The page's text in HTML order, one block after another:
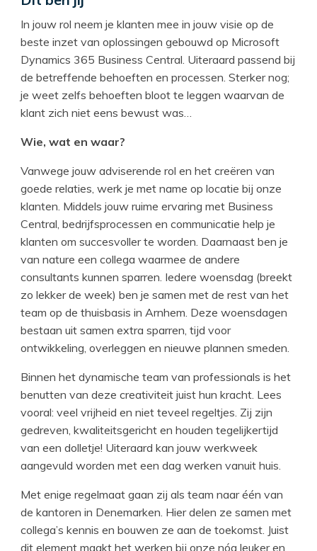
In jouw rol neem je klanten mee in jouw visie op de
beste inzet van oplossingen gebouwd op Microsoft
Dynamics 365 Business Central. Uiteraard passend bij
de betreffende behoeften en processen. Sterker nog;
je weet zelfs behoeften bloot te leggen waarvan de
klant zich niet eens bewust was…
Wie, wat en waar?
Vanwege jouw adviserende rol en het creëren van
goede relaties, werk je met name op locatie bij onze
klanten. Middels jouw ruime ervaring met Business
Central, bedrijfsprocessen en communicatie help je
klanten om succesvoller te worden. Daarnaast ben je
van nature een collega waarmee de andere
consultants kunnen sparren. Iedere woensdag (breekt
zo lekker de week) ben je samen met de rest van het
team op de thuisbasis in Arnhem. Deze woensdagen
bestaan uit samen extra sparren, tijd voor
ontwikkeling, overleggen en nieuwe plannen smeden.
Binnen het dynamische team van professionals is het
benutten van deze creativiteit juist hun kracht. Lees
vooral: veel vrijheid en niet teveel regeltjes. Zij zijn
gedreven, kwaliteitsgericht en houden tegelijkertijd
van een dolletje! Uiteraard kan jouw werkweek
aangevuld worden met een dag werken vanuit huis.
Met enige regelmaat gaan zij als team naar één van
de kantoren in Denemarken. Hier delen ze samen met
collega’s kennis en bouwen ze aan de toekomst. Juist
dit element maakt het werken bij onze nóg leuker en